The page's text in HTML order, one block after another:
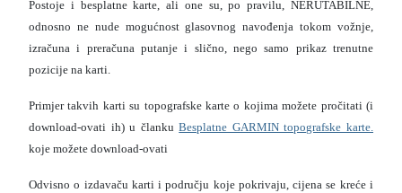
Postoje i besplatne karte, ali one su, po pravilu, NERUTABILNE,
odnosno ne nude mogućnost glasovnog navođenja tokom vožnje,
izračuna i preračuna putanje i slično, nego samo prikaz trenutne
pozicije na karti.
Primjer takvih karti su topografske karte o kojima možete pročitati (i
download-ovati ih) u člankuBesplatne GARMIN topografske karte.
koje možete download-ovati
Odvisno o izdavaču karti i području koje pokrivaju, cijena se kreće i